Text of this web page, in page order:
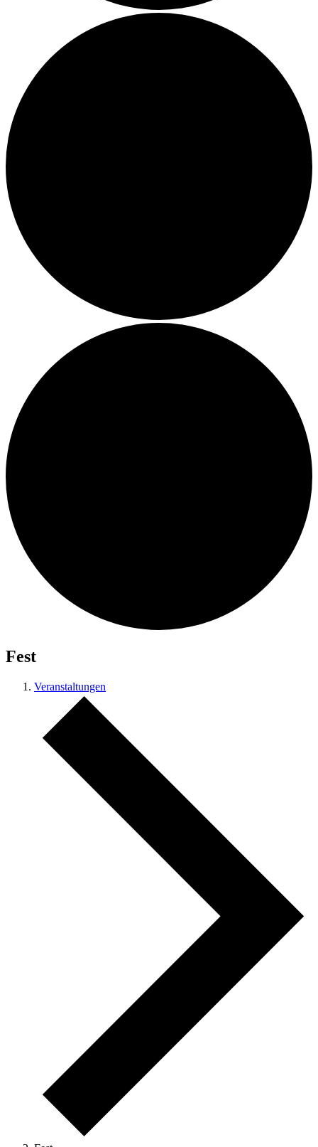
Fest
Veranstaltungen